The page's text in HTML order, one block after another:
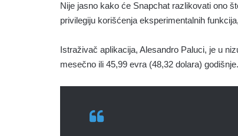
Nije jasno kako će Snapchat razlikovati ono
privilegiju korišćenja eksperimentalnih
Istraživač aplikacija, Alesandro Paluci, je u
mesečno ili 45,99 evra (48,32 dolara) godišnje.